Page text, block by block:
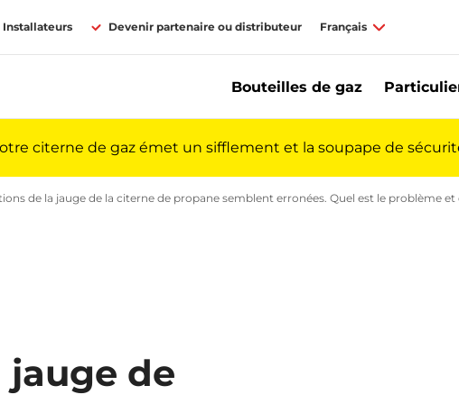
Installateurs Devenir partenaire ou distributeur Français
Bouteilles de gaz
citerne de gaz émet un sifflement et la soupape de
propane | Primagaz
sur les citernes de gaz propane | Primagaz
de la jauge de la citerne de propane semblent erronées. Quel est le problème et
jauge de